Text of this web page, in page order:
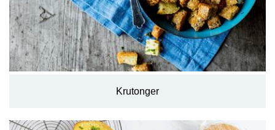
Krutonger